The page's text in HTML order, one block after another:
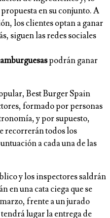
en su conjunto. A
los clientes optan a ganar
siguen las redes sociales
podrán ganar
Best Burger Spain
formado por personas
y por supuesto,
recorrerán todos los
a cada una de las
y los inspectores saldrán
en una cata ciega que se
frente a un jurado
lugar la entrega de